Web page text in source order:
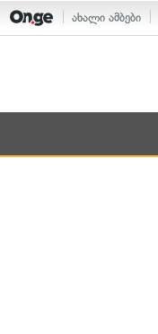
ახალი ამბები